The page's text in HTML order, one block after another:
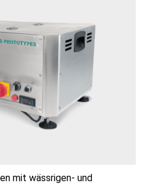
mit wässrigen- und